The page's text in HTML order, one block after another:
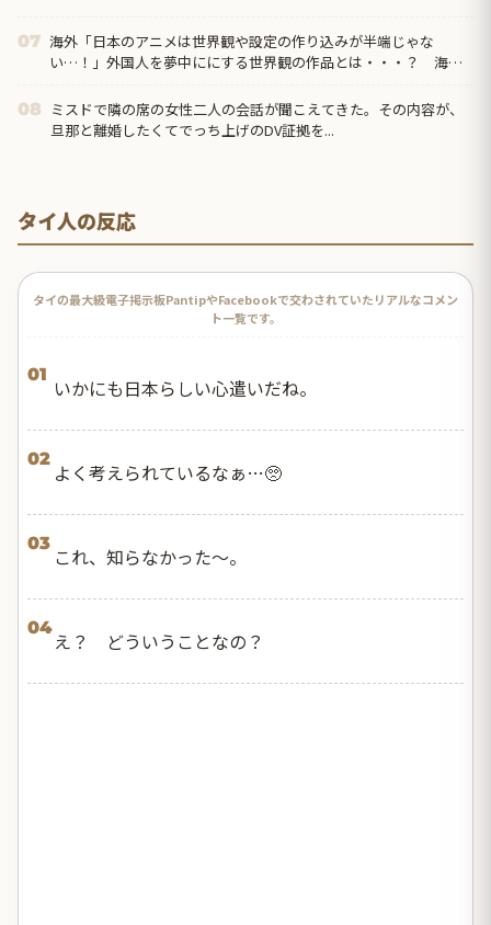
07 海外「日本のアニメは世界観や設定の作り込みが半端じゃな
い…！」外国人を夢中ににする世界観の作品とは・・・？ 海外
08
ミスドで隣の席の女性二人の会話が聞こえてきた。その内容が、
旦那と離婚したくてでっち上げのDV証拠を...
タイ人の反応
タイの最大級電子掲示板PantipやFacebookで交わされていたリアルなコメン
ト一覧です。
01
いかにも日本らしい心遣いだね。
02
よく考えられているなぁ…🥺
03
これ、知らなかった〜。
04
え？ どういうことなの？